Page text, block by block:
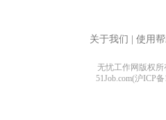
关于我们 使用
无忧工作网版权所
51Job.com(沪ICP